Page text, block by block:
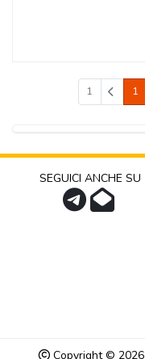
1 1
SEGUICI ANCHE SU
Copyright © 2026